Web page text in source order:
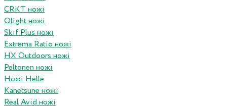
CRKT ножі
Olight ножі
Skif Plus ножі
Extrema Ratio ножі
HX Outdoors ножі
Peltonen ножі
Ножі Helle
Kanetsune ножі
Real Avid ножі